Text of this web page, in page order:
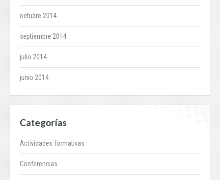
octubre 2014
septiembre 2014
julio 2014
junio 2014
Categorías
Actividades formativas
Conferencias